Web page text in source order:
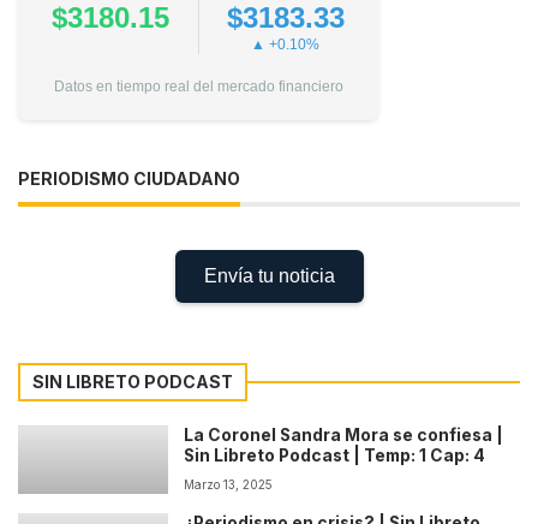
$3180.15 $3183.33
▲ +0.10%
Datos en tiempo real del mercado financiero
PERIODISMO CIUDADANO
Envía tu noticia
SIN LIBRETO PODCAST
La Coronel Sandra Mora se confiesa |
Sin Libreto Podcast | Temp: 1 Cap: 4
Marzo 13, 2025